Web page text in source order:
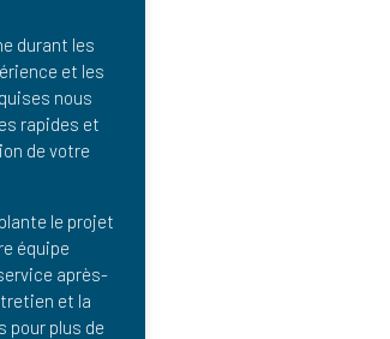
durant les
et les
nous
rapides et
de votre
le projet
équipe
après-
et la
pour plus de